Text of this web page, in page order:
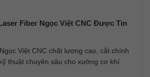
Fiber Ngọc Việt CNC Được Tin
Việt CNC chất lượng cao, cắt chính
thuật chuyên sâu cho xưởng cơ khí.